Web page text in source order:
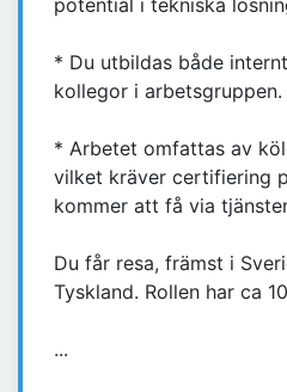
potential i tekniska
* Du utbildas både
kollegor i arbetsgruppen.
* Arbetet omfattas av
vilket kräver certifiering
kommer att få via
Du får resa, främst i
Tyskland. Rollen har ca
...